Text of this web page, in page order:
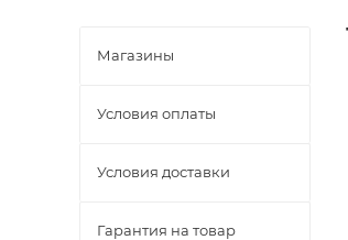
Магазины
Условия оплаты
Условия доставки
Гарантия на товар